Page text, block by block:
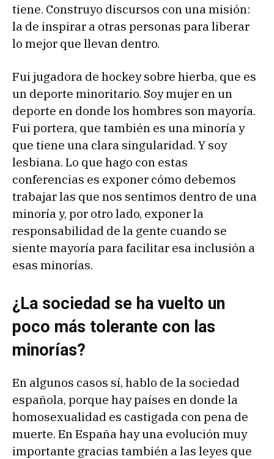
tiene. Construyo discursos con una misión:
la de inspirar a otras personas para liberar
lo mejor que llevan dentro.
Fui jugadora de hockey sobre hierba, que es
un deporte minoritario. Soy mujer en un
deporte en donde los hombres son mayoría.
Fui portera, que también es una minoría y
que tiene una clara singularidad. Y soy
lesbiana. Lo que hago con estas
conferencias es exponer cómo debemos
trabajar las que nos sentimos dentro de una
minoría y, por otro lado, exponer la
responsabilidad de la gente cuando se
siente mayoría para facilitar esa inclusión a
esas minorías.
¿La sociedad se ha vuelto un
poco más tolerante con las
minorías?
En algunos casos sí, hablo de la sociedad
española, porque hay países en donde la
homosexualidad es castigada con pena de
muerte. En España hay una evolución muy
importante gracias también a las leyes que